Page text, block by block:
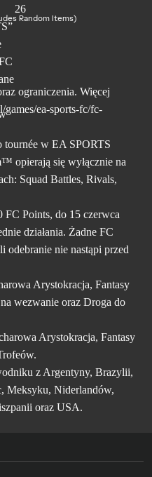
Random Items)
ograniczenia. Więcej
ea-sports-fc/fc-
w EA SPORTS
opierają się wyłącznie na
Squad Battles, Rivals,
FC Points, do 15 czerwca
działania. Żadne FC
odebranie nie nastąpi przed
Arystokracja, Fantasy
wezwanie oraz Droga do
Arystokracja, Fantasy
z Argentyny, Brazylii,
Meksyku, Niderlandów,
oraz USA.